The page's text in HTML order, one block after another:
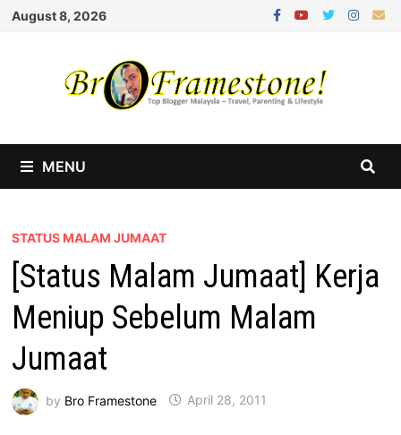
Skip
August 8, 2026
MENU
STATUS MALAM JUMAAT
[Status Malam Jumaat] Kerja
Meniup Sebelum Malam
Jumaat
by Bro Framestone April 28, 2011